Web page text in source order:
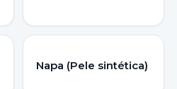
Napa (Pele sintética)